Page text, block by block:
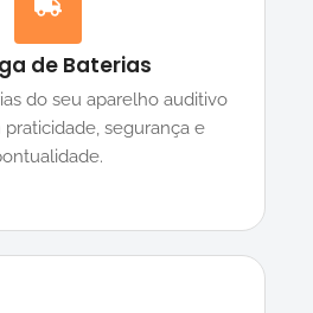
de Baterias
do seu aparelho auditivo
segurança e